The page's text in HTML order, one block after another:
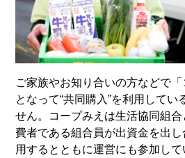
ご家族やお知り合いの方などで
となって“共同購入”を利用してい
せん。コープみえは生活協同組
費者である組合員が出資金を出
用するとともに運営にも参加し